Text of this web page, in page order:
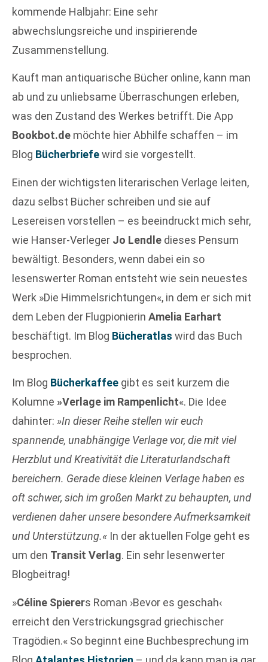
kommende Halbjahr: Eine sehr
abwechslungsreiche und inspirierende
Zusammenstellung.
Kauft man antiquarische Bücher online, kann man
ab und zu unliebsame Überraschungen erleben,
was den Zustand des Werkes betrifft. Die App
Bookbot.de möchte hier Abhilfe schaffen – im
Blog Bücherbriefewird sie vorgestellt.
Einen der wichtigsten literarischen Verlage leiten,
dazu selbst Bücher schreiben und sie auf
Lesereisen vorstellen – es beeindruckt mich sehr,
wie Hanser-Verleger Jo Lendle dieses Pensum
bewältigt. Besonders, wenn dabei ein so
lesenswerter Roman entsteht wie sein neuestes
Werk »Die Himmelsrichtungen«, in dem er sich mit
dem Leben der Flugpionierin Amelia Earhart
beschäftigt. Im Blog Bücheratlas wird das Buch
besprochen.
Im Blog Bücherkaffee gibt es seit kurzem die
Kolumne »Verlage im Rampenlicht«. Die Idee
dahinter: »In dieser Reihe stellen wir euch
spannende, unabhängige Verlage vor, die mit viel
Herzblut und Kreativität die Literaturlandschaft
bereichern. Gerade diese kleinen Verlage haben es
oft schwer, sich im großen Markt zu behaupten, und
verdienen daher unsere besondere Aufmerksamkeit
und Unterstützung.« In der aktuellen Folge geht es
um den Transit Verlag. Ein sehr lesenwerter
Blogbeitrag!
»Céline Spierers Roman ›Bevor es geschah‹
erreicht den Verstrickungsgrad griechischer
Tragödien.« So beginnt eine Buchbesprechung im